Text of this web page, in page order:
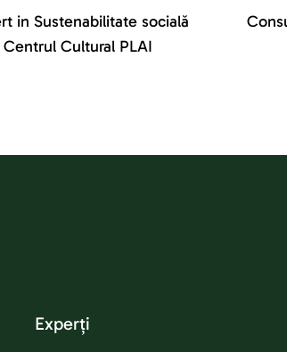
in Sustenabilitate socială
Centrul Cultural PLAI
Experți